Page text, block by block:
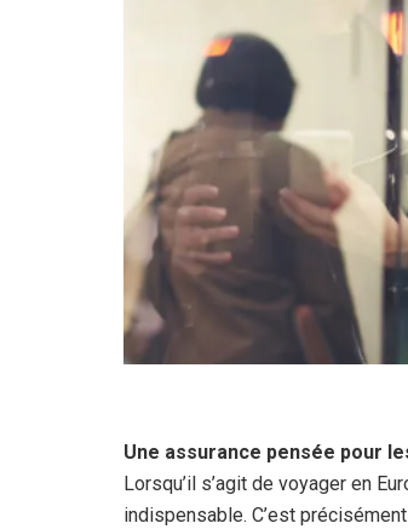
Une assurance pensée pour
Lorsqu’il s’agit de voyager en
indispensable. C’est